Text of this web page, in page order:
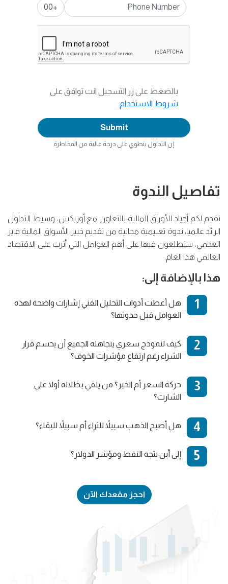
+00
بالضغط على زر التسجيل انت توافق على
شروط الاستخدام
Submit
إن التداول ينطوي على درجة عالية من المخاطرة
تفاصيل الندوة
تقدم لكم أجياد للأوراق المالية بالتعاون مع أوربكس، وسيط التداول
الرائد عالميا، ندوة تعليمية مجانية من تقديم خبير الأسواق المالية فايز
العجمي، ستطلعون فيها على أهم العوامل التي أثرت على الاقتصاد
العالمي هذا العام.
هذا بالإضافة إلى:
هل أعطت أدوات التحليل الفني إشارات واضحة لهذه
العوامل قبل حدوثها؟
كيف لنموذج سعري يتجاهله الجميع أن يحسم قرار
الشراء رغم ارتفاع مؤشرات الخوف؟
حركة السعر أم الخبر؟ من يلقي بظلاله أولا على
الشارت؟
هل أصبح الذهب سبيلاً للثراء أم سبيلاً للبقاء؟
إلى أين يتجه النفط ومؤشر الدولار؟
احجز مقعدك الآن